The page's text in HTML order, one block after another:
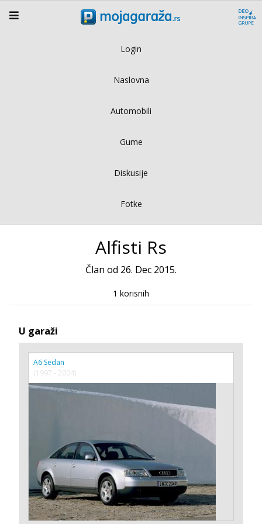
Login
Naslovna
Automobili
Gume
Diskusije
Fotke
Alfisti Rs
Član od 26. Dec 2015.
1 korisnih
U garaži
A6 Sedan
(1997 - 2004)